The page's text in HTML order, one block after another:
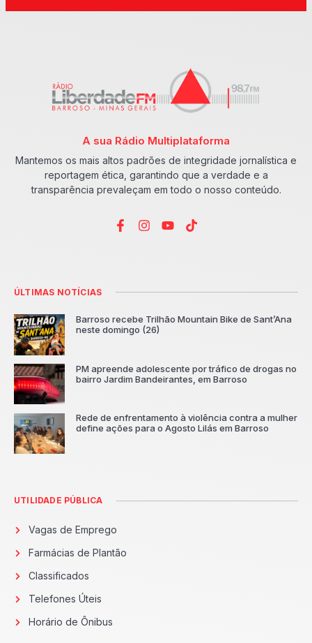
A sua Rádio Multiplataforma
Mantemos os mais altos padrões de integridade jornalística e
reportagem ética, garantindo que a verdade e a
transparência prevaleçam em todo o nosso conteúdo.
ÚLTIMAS NOTÍCIAS
Barroso recebe Trilhão Mountain Bike de Sant’Ana
neste domingo (26)
PM apreende adolescente por tráfico de drogas no
bairro Jardim Bandeirantes, em Barroso
Rede de enfrentamento à violência contra a mulher
define ações para o Agosto Lilás em Barroso
UTILIDADE PÚBLICA
Vagas de Emprego
Farmácias de Plantão
Classificados
Telefones Úteis
Horário de Ônibus